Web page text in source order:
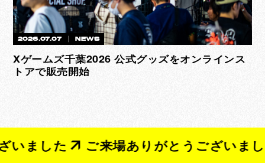
2026.07.07 NEWS
Xゲームズ千葉2026 公式グッズをオンラインス
トアで販売開始
ました ご来場ありがとうございました